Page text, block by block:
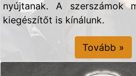
nyújtanak. A szerszámok
kiegészítőt is kínálunk.
Tovább »